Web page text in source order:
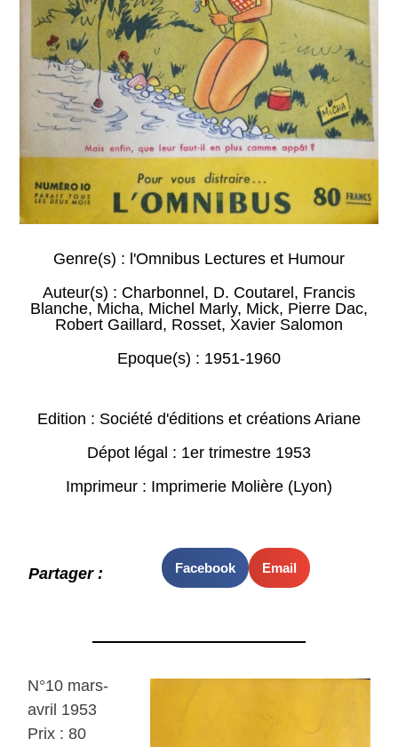
Genre(s) : l'Omnibus Lectures et Humour
Auteur(s) : Charbonnel , D. Coutarel , Francis
Blanche, Micha, Michel Marly, Mick, Pierre Dac,
Robert Gaillard, Rosset, Xavier Salomon
Epoque(s) : 1951-1960
Edition : Société d'éditions et créations Ariane
Dépot légal : 1er trimestre 1953
Imprimeur : Imprimerie Molière (Lyon)
Partager : Facebook Email
N°10 mars-
avril 1953
Prix : 80